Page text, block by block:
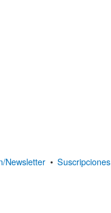
Newsletter • Suscripciones